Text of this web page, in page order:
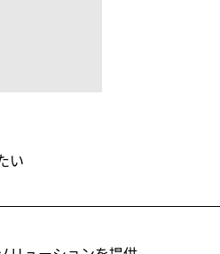
い